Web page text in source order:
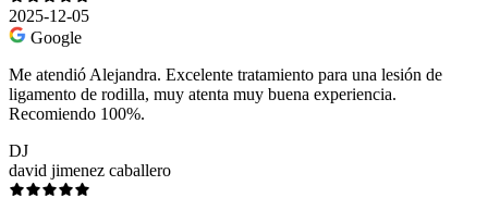
2025-12-05
Google
Me atendió Alejandra. Excelente tratamiento para una lesión de
ligamento de rodilla, muy atenta muy buena experiencia.
Recomiendo 100%.
DJ
david jimenez caballero